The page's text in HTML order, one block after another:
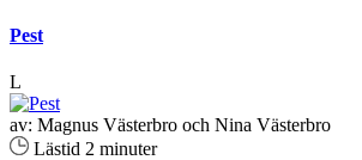
Pest
L
av: Magnus Västerbro och Nina Västerbro
Lästid 2 minuter